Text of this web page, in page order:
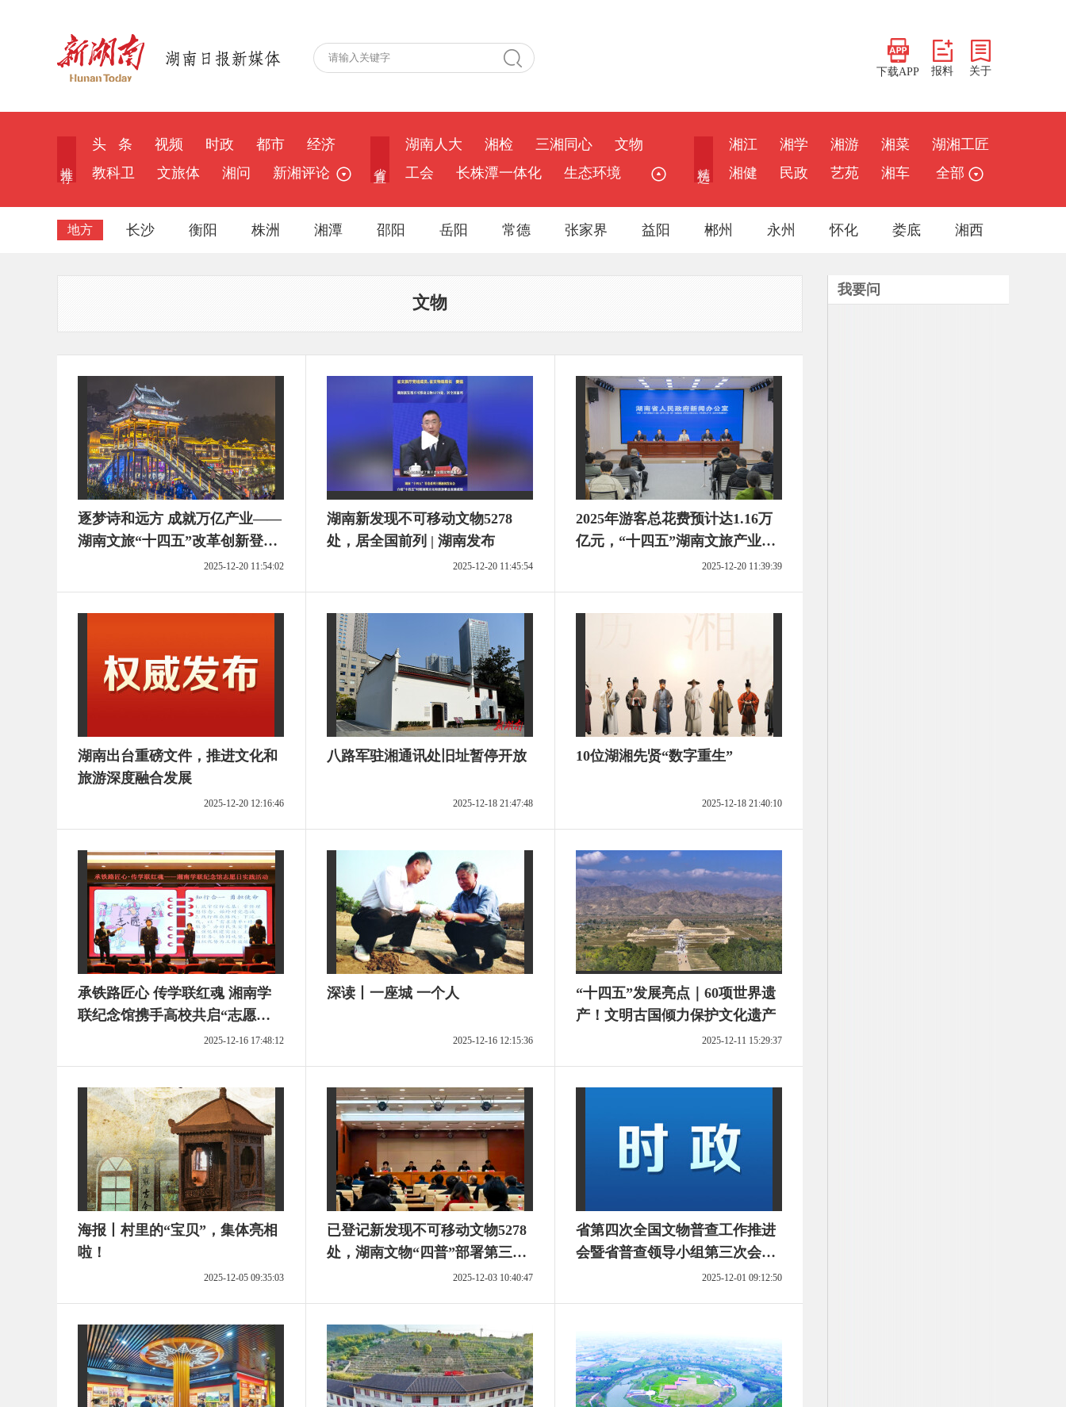
下载APP 报料 关于
头 条 视频 时政 都市
经济
教科卫
文旅体 湘问 新湘评论
湖南人大 湘检 三湘同心
文物
工会
长株潭一体化 生态环境
湘江 湘学 湘游 湘菜
湖湘工匠
湘健
民政 艺苑 湘车 全部
地方 长沙 衡阳 株洲 湘潭 邵阳 岳阳 常德 张家界 益阳 郴州 永州 怀化 娄底 湘西
文物
逐梦诗和远方 成就万亿产业——
湖南文旅“十四五”改革创新登新
2025-12-20 11:54:02
湖南新发现不可移动文物5278
处，居全国前列 | 湖南发布
2025-12-20 11:45:54
2025年游客总花费预计达1.16万
亿元，“十四五”湖南文旅产业高
2025-12-20 11:39:39
湖南出台重磅文件，推进文化和
旅游深度融合发展
2025-12-20 12:16:46
八路军驻湘通讯处旧址暂停开放
2025-12-18 21:47:48
10位湖湘先贤“数字重生”
2025-12-18 21:40:10
承铁路匠心 传学联红魂 湘南学
联纪念馆携手高校共启“志愿
2025-12-16 17:48:12
深读丨一座城 一个人
2025-12-16 12:15:36
“十四五”发展亮点｜60项世界遗
产！文明古国倾力保护文化遗产
2025-12-11 15:29:37
海报丨村里的“宝贝”，集体亮相
啦！
2025-12-05 09:35:03
已登记新发现不可移动文物5278
处，湖南文物“四普”部署第三阶
2025-12-03 10:40:47
省第四次全国文物普查工作推进
会暨省普查领导小组第三次会议
2025-12-01 09:12:50
我要问